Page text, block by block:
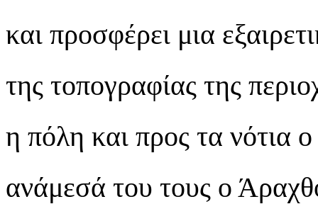
και προσφέρει μια
της τοπογραφίας της
η πόλη και προς τα νότια
ανάμεσά του τους ο